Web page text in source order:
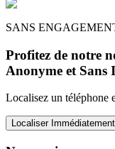
SANS
Profitez de notre
Anonyme et Sans
Localisez un téléphone
Localiser Immédiatement